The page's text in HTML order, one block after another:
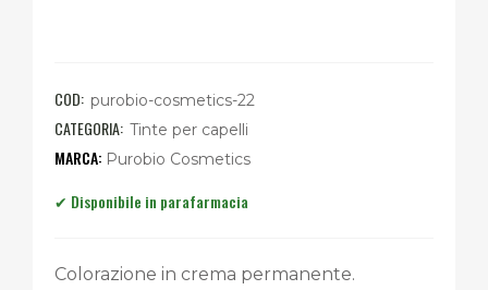
COD: purobio-cosmetics-22
CATEGORIA: Tinte per capelli
Purobio Cosmetics
Colorazione in crema permanente.